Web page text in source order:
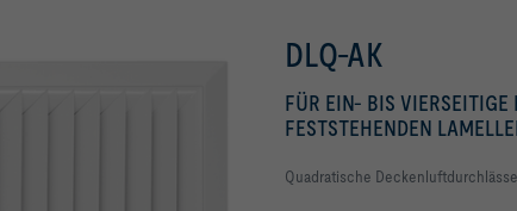
DLQ-AK
FÜR EIN- BIS
FESTSTEHENDEN
Quadratische Deckenluftdurchlässe